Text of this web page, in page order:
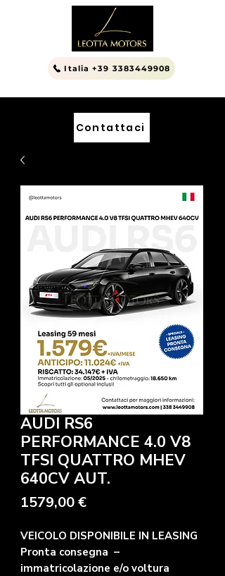
Italia +39 3383449908
Contattaci
AUDI RS6
PERFORMANCE 4.0 V8
TFSI QUATTRO MHEV
640CV AUT.
1579,00 €Precio
VEICOLO DISPONIBILE IN LEASING
Pronta consegna –
immatricolazione e/o voltura